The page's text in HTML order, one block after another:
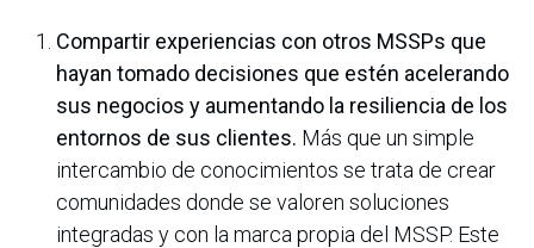
Compartir experiencias con otros MSSPs que
hayan tomado decisiones que estén acelerando
sus negocios y aumentando la resiliencia de los
entornos de sus clientes. Más que un simple
intercambio de conocimientos se trata de crear
comunidades donde se valoren soluciones
integradas y con la marca propia del MSSP. Este